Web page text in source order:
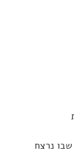
נרצח